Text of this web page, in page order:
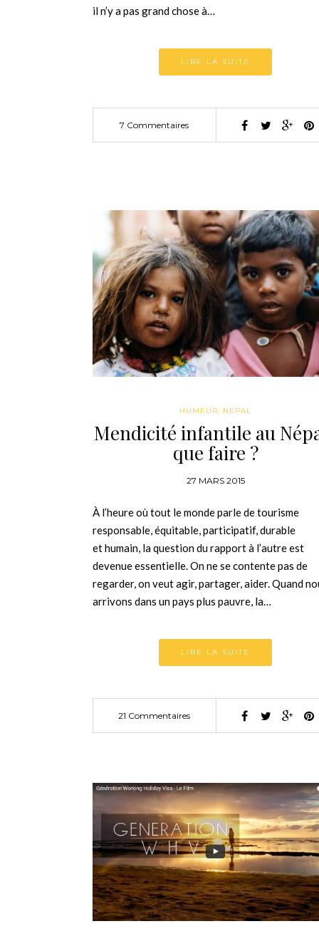
il n’y a pas grand chose à…
LIRE LA SUITE
7 Commentaires
HUMEUR NEPAL
Mendicité infantile au
que faire ?
27 MARS 2015
À l’heure où tout le monde parle de tourisme
responsable, équitable, participatif, durable
et humain, la question du rapport à l’autre est
devenue essentielle. On ne se contente pas de
regarder, on veut agir, partager, aider. Quand
arrivons dans un pays plus pauvre, la…
LIRE LA SUITE
21 Commentaires